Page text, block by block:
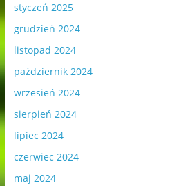
styczeń 2025
grudzień 2024
listopad 2024
październik 2024
wrzesień 2024
sierpień 2024
lipiec 2024
czerwiec 2024
maj 2024